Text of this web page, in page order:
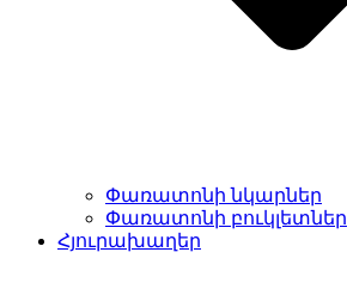
Փառատոնի նկարներ
Փառատոնի բուկլետներ
Հյուրախաղեր